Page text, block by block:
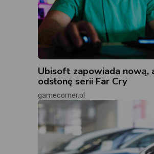
Ubisoft zapowiada nową,
odsłonę serii Far Cry
gamecorner.pl